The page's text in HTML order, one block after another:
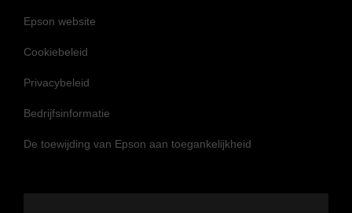
Epson website
Cookiebeleid
Privacybeleid
Bedrijfsinformatie
De toewijding van Epson aan toegankelijkheid